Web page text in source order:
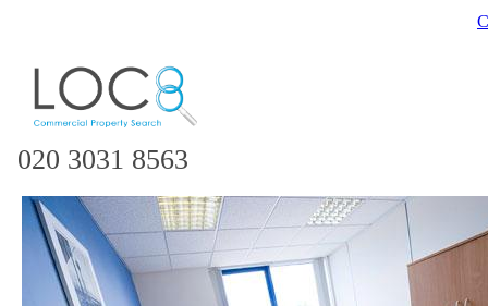
020 3031 8563